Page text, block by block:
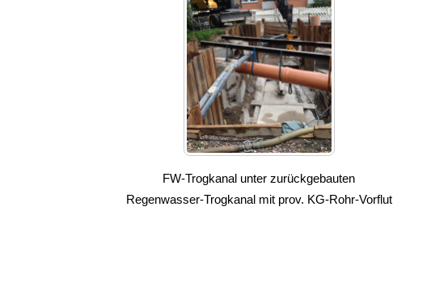
FW-Trogkanal unter zurückgebauten
Regenwasser-Trogkanal mit prov. KG-Rohr-Vorflut